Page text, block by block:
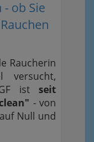
ob Sie
Raucherin
ist seit
- von
Null und